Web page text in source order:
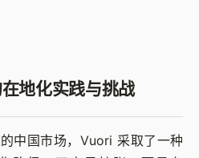
地化实践与挑战
中国市场，Vuori 采取了一种